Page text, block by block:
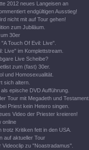
2012 neues Langeisen an
endgültigen Ausstieg!
nicht mit auf Tour gehen!
zum Jubiläum.
30er
Touch Of Evil: Live".
Live" im Komplettstream.
Live Scheibe?
zum (fast) 30er.
und Homosexualität.
sich altern.
epische DVD Aufführung.
Tour mit Megadeth und Testament.
Priest kein Hetero singen.
Video der Priester kreieren!
online
trotz Kritiken fett in den USA.
auf aktueller Tour
zu "Noastradamus".